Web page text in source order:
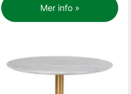
Mer info »